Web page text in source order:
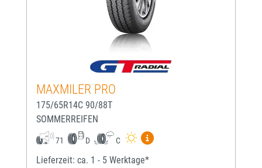
MAXMILER PRO
175/65R14C 90/88T
SOMMERREIFEN
71 D C
Mehr Informationen zum
Lieferzeit: ca. 1 - 5 Werktage*